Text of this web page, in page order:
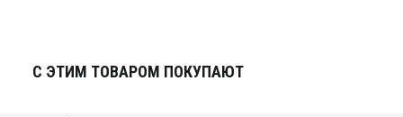
С ЭТИМ ТОВАРОМ ПОКУПАЮТ